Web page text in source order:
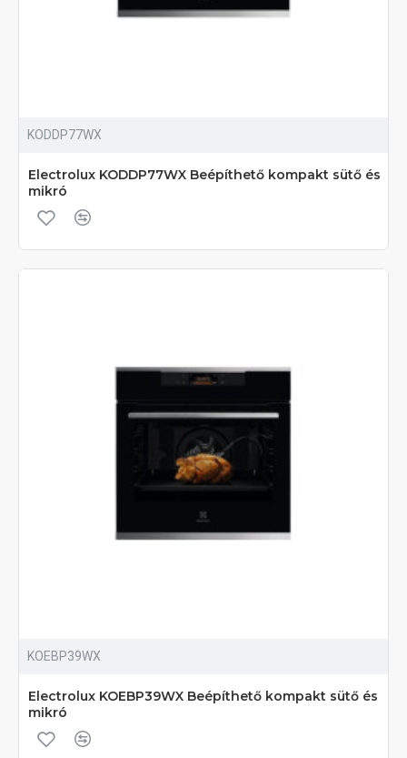
KODDP77WX
Electrolux KODDP77WX Beépíthető kompakt sütő és
mikró
KOEBP39WX
Electrolux KOEBP39WX Beépíthető kompakt sütő és
mikró